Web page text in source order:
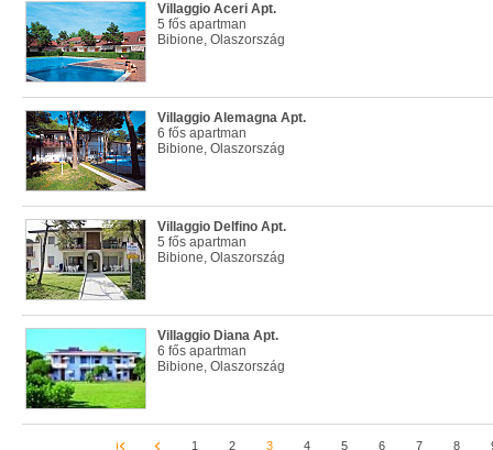
Villaggio Aceri Apt.
5 fős apartman
Bibione, Olaszország
Villaggio Alemagna Apt.
6 fős apartman
Bibione, Olaszország
Villaggio Delfino Apt.
5 fős apartman
Bibione, Olaszország
Villaggio Diana Apt.
6 fős apartman
Bibione, Olaszország
1 2 3 4 5 6 7 8